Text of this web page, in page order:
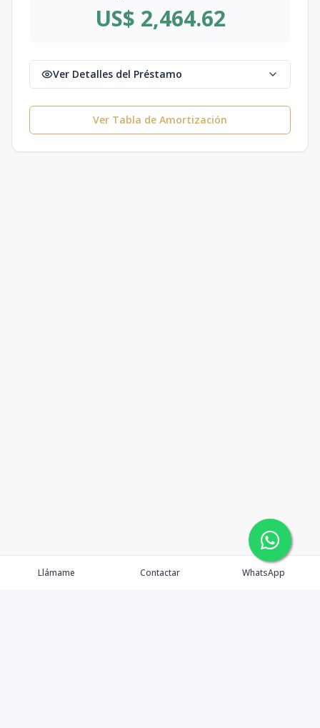
US$ 2,464.62
Ver Detalles del Préstamo
Ver Tabla de Amortización
Llámame Contactar WhatsApp